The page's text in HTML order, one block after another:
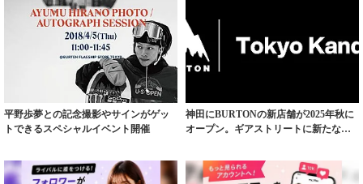
平野歩夢との記念撮影やサインがゲッ
トできるスペシャルイベント開催
神田にBURTONの新店舗が2025年秋に
オープン。ギアストリートに新たな動